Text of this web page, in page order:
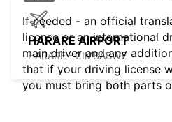
HARARE AIRPORT
HARARE - ZIMBABWE
If needed - an official
license or an international
main driver and any
that if your driving license
you must bring both parts